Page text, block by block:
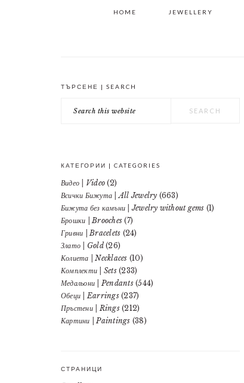
HOME JEWELLERY
PRIMARY
SIDEBAR
ТЪРСЕНЕ | SEARCH
this
КАТЕГОРИИ | CATEGORIES
Видео | Video (2)
Всички Бижута | All Jewelry (663)
Бижута без камъни | Jewelry without gems (1)
Брошки | Brooches (7)
Гривни | Bracelets (24)
Злато | Gold(26)
Колиета | Necklaces (10)
Комплекти | Sets(233)
Медальони | Pendants(544)
Обеци | Earrings(237)
Пръстени | Rings(212)
Картини | Paintings (38)
СТРАНИЦИ